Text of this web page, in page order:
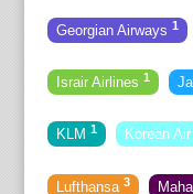
Georgian Airways 1
Israir Airlines 1
KLM 1 Korean Air
Lufthansa 3